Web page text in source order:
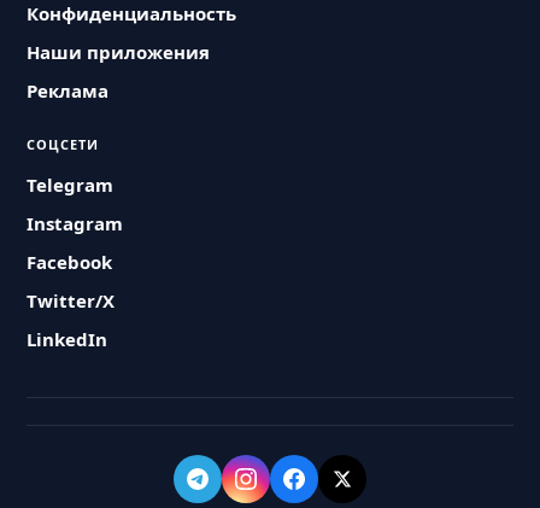
Конфиденциальность
Наши приложения
Реклама
СОЦСЕТИ
Telegram
Instagram
Facebook
Twitter/X
LinkedIn